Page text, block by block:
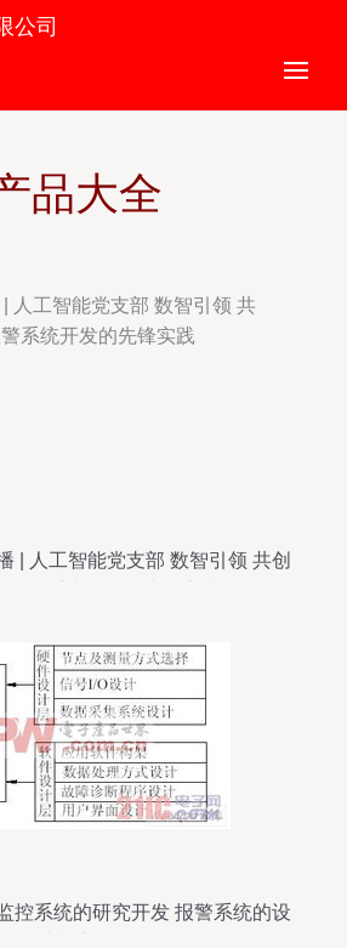
公司
品大全
| 人工智能党支部 数智引领 共创
控系统的研究开发 报警系统的设